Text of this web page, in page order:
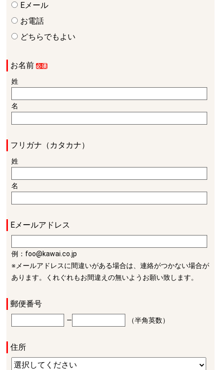
Eメール
お電話
どちらでもよい
お名前
姓
名
フリガナ（カタカナ）
姓
名
Eメールアドレス
例：foo@kawai.co.jp
※メールアドレスに間違いがある場合は、連絡がつかない場合が
あります。くれぐれもお間違えの無いようお願い致します。
郵便番号
― （半角英数）
住所